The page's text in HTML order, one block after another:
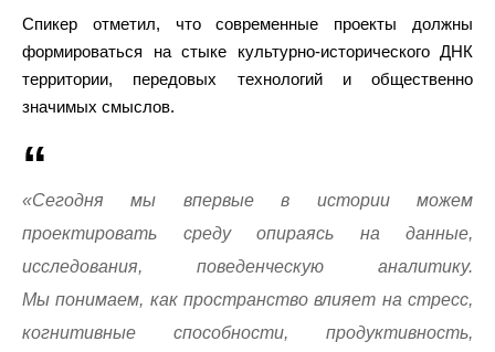
Спикер отметил, что современные проекты должны
формироваться на стыке культурно-исторического ДНК
территории, передовых технологий и общественно
значимых смыслов.
«Сегодня мы впервые в истории можем
проектировать среду опираясь на данные,
исследования, поведенческую аналитику.
Мы понимаем, как пространство влияет на стресс,
когнитивные способности, продуктивность,